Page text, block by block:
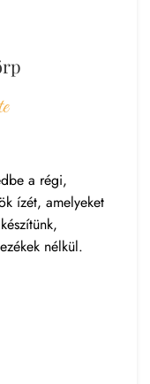
a régi,
ízét, amelyeket
nélkül.